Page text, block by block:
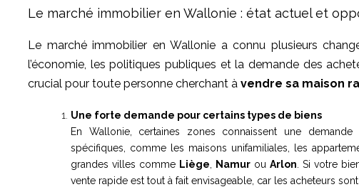
Le marché immobilier en Wallonie : état actuel et
Le marché immobilier en Wallonie a connu plusieurs
l’économie, les politiques publiques et la demande des
crucial pour toute personne cherchant à vendre sa maison
Une forte demande pour certains types de biens
En Wallonie, certaines zones connaissent une
spécifiques, comme les maisons unifamiliales, les
grandes villes comme Liège Namur ou Arlon . Si votre
vente rapide est tout à fait envisageable, car les acheteurs